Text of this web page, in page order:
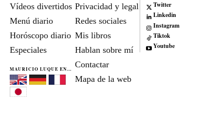
Vídeos divertidos
Menú diario
Horóscopo diario
Especiales
MAURICIO LUQUE EN...
Privacidad y legal
Redes sociales
Mis libros
Hablan sobre mí
Contactar
Mapa de la web
Twitter
Linkedin
Instagram
Tiktok
Youtube